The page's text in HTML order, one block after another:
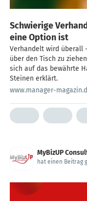
Schwierige
eine Option ist
Verhandelt wird überall
über den Tisch zu
sich auf das bewährte
Steinen erklärt.
www.manager-
MyBizUP
hat einen Beitrag